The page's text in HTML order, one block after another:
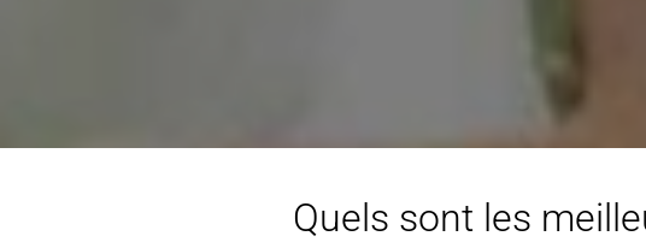
Quels sont les